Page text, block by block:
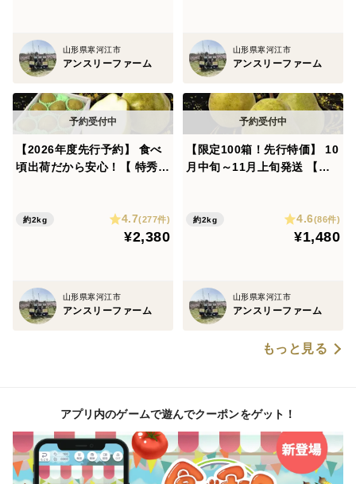
予めご了承ください。
山形県寒河江市
アンスリーファーム
山形県寒河江市
アンスリーファーム
【2026年度先行予約】 食べ
頃出荷だから安心！【 特秀品
入） R3-01-01
約2kg 4.7(277件)
¥2,380
山形県寒河江市
アンスリーファーム
【限定100箱！先行特価】 10
月中旬～11月上旬発送 【早
㎏ 家庭用・おすそ分けに丁度
約2kg 4.6(86件)
¥1,480
山形県寒河江市
アンスリーファーム
もっと見る
アプリ内のゲームで遊んでクーポンをゲット！